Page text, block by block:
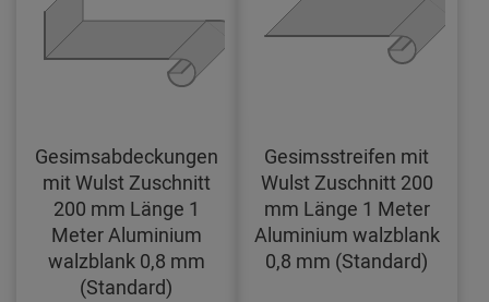
Gesimsabdeckungen
mit Wulst Zuschnitt
200 mm Länge 1
Meter Aluminium
walzblank 0,8 mm
(Standard)
Gesimsstreifen mit
Wulst Zuschnitt 200
mm Länge 1 Meter
Aluminium walzblank
0,8 mm (Standard)